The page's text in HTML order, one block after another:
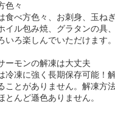
色々
食べ方色々、お刺身、玉ね
イル包み焼、グラタンの具
いろ楽しんでいただけます。
ーモンの解凍は大丈夫
冷凍に強く長期保存可能！
ことがありません。解凍方
とんど遜色ありません。